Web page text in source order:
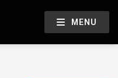
MENU